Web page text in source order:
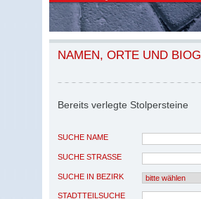
NAMEN, ORTE UND
Bereits verlegte Stolpersteine
SUCHE NAME
SUCHE STRASSE
SUCHE IN BEZIRK
STADTTEILSUCHE